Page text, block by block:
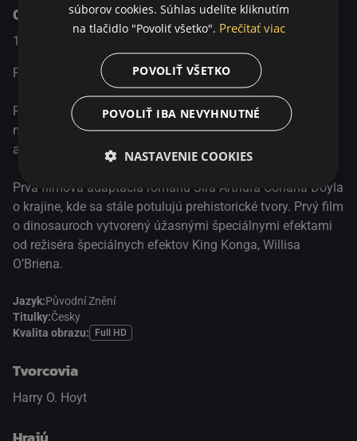
O programe
1925
Predchodca Jurského parku a King Konga.
Profesor Challenger vedie výpravu vedcov a dobrodruhov
na odľahlú náhornú plošinu hlboko v amazonskej džungli,
aby si overil svoje tvrdenie, že tam stále žijú dinosaury.
Prvá filmová adaptácia románu Sira Arthura Conana Doyla
o krajine, kde sa stále potulujú prehistorické tvory. Prvý film
o dinosauroch vytvorený úžasnými špeciálnymi efektami
od režiséra špeciálnych efektov King Konga, Willisa
O’Briena.
Jazyk:Původní Znění
Titulky:Česky
Kvalita obrazu:
Full HD
Tvorcovia
Harry O. Hoyt
súborov cookies. Súhlas udelíte kliknutím
na tlačidlo "Povoliť všetko". Prečítať viac
POVOLIŤ VŠETKO
POVOLIŤ IBA NEVYHNUTNÉ
NASTAVENIE COOKIES